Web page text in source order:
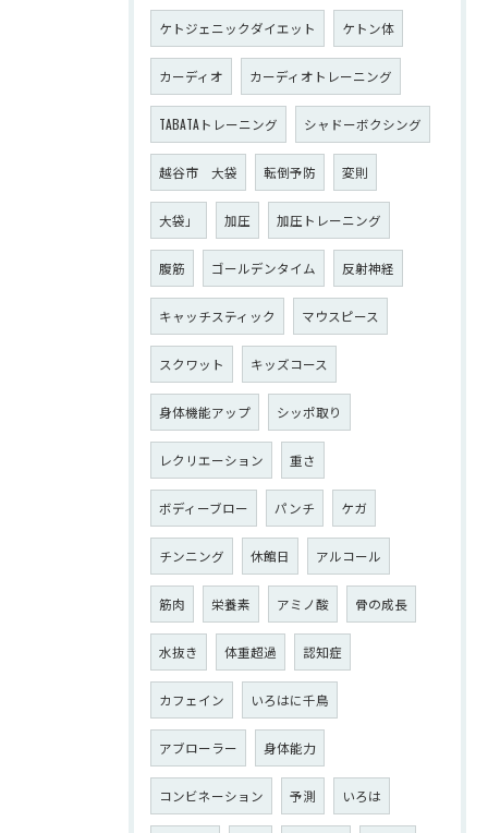
ケトジェニックダイエット ケトン体
カーディオ カーディオトレーニング
TABATAトレーニング シャドーボクシング
越谷市 大袋 転倒予防 変則
大袋」 加圧 加圧トレーニング
腹筋 ゴールデンタイム 反射神経
キャッチスティック マウスピース
スクワット キッズコース
身体機能アップ シッポ取り
レクリエーション 重さ
ボディーブロー パンチ ケガ
チンニング 休館日 アルコール
筋肉 栄養素 アミノ酸 骨の成長
水抜き 体重超過 認知症
カフェイン いろはに千鳥
アブローラー 身体能力
コンビネーション 予測 いろは